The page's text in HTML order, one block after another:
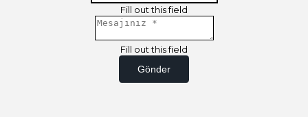
Fill out this field
Fill out this field
Gönder